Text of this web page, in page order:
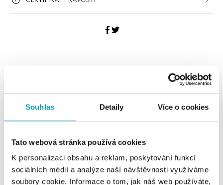
Souhlas Detaily Více o cookies
Tato webová stránka používá cookies
K personalizaci obsahu a reklam, poskytování funkcí
sociálních médií a analýze naší návštěvnosti využíváme
soubory cookie. Informace o tom, jak náš web používáte,
Navštivte naše butiky